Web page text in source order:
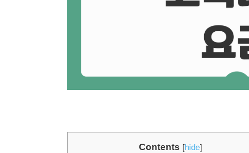
Contents [hide]